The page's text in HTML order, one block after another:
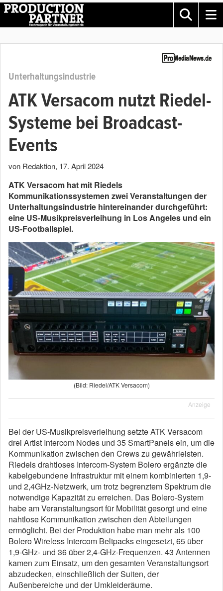
Unterhaltungsindustrie
ATK Versacom nutzt Riedel-
Systeme bei Broadcast-
Events
von Redaktion, 17. April 2024
ATK Versacom hat mit Riedels
Kommunikationssystemen zwei Veranstaltungen der
Unterhaltungsindustrie hintereinander durchgeführt:
eine US-Musikpreisverleihung in Los Angeles und ein
US-Footballspiel.
(Bild: Riedel/ATK Versacom)
Anzeige
Bei der US-Musikpreisverleihung setzte ATK Versacom
drei Artist Intercom Nodes und 35 SmartPanels ein, um die
Kommunikation zwischen den Crews zu gewährleisten.
Riedels drahtloses Intercom-System Bolero ergänzte die
kabelgebundene Infrastruktur mit einem kombinierten 1,9-
und 2,4GHz-Netzwerk, um trotz begrenztem Spektrum die
notwendige Kapazität zu erreichen. Das Bolero-System
habe am Veranstaltungsort für Mobilität gesorgt und eine
nahtlose Kommunikation zwischen den Abteilungen
ermöglicht. Bei der Produktion habe man mehr als 100
Bolero Wireless Intercom Beltpacks eingesetzt, 65 über
1,9-GHz- und 36 über 2,4-GHz-Frequenzen. 43 Antennen
kamen zum Einsatz, um den gesamten Veranstaltungsort
abzudecken, einschließlich der Suiten, der
Außenbereiche und der Umkleideräume.